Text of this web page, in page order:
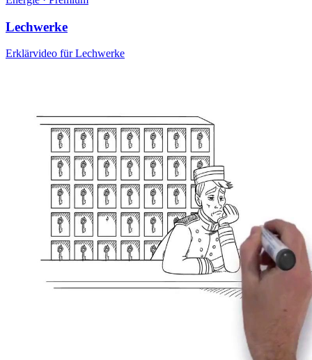
Lechwerke
Erklärvideo für Lechwerke